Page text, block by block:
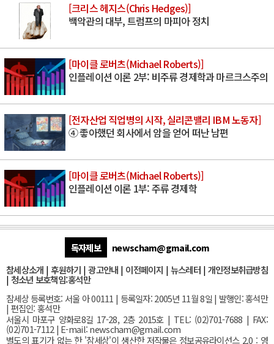
[크리스 헤지스(Chris Hedges)]
백악관의 대부, 트럼프의 마피아 정치
[마이클 로버츠(Michael Roberts)]
인플레이션 이론 2부: 비주류 경제학과 마르크스주의
[전자산업 직업병의 시작, 실리콘밸리 IBM 노동자]
④ 좋아했던 회사에서 암을 얻어 떠난 남편
[마이클 로버츠(Michael Roberts)]
인플레이션 이론 1부: 주류 경제학
독자제보
newscham@gmail.com
참세상소개 | 후원하기 |광고안내 | 이전페이지 | 뉴스레터| 개인정보취급방침
| 청소년 보호책임:홍석만
참세상 등록번호: 서울 아 00111 | 등록일자: 2005년 11월 8일 | 발행인: 홍석만
| 편집인: 홍석만
서울시 마포구 양화로8길 17-28, 2층 2015호| TEL: (02)701-7688 | FAX:
(02)701-7112 | E-mail:newscham@gmail.com
별도의 표기가 없는 한 '참세상'이 생산한 저작물은 정보공유라이선스 2.0 : 영